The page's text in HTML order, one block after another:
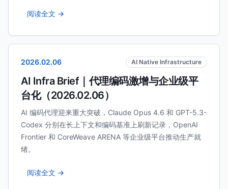
阅读全文 →
2026.02.06 AI Native Infrastructure
AI Infra Brief｜代理编码激增与企业级平
台化（2026.02.06）
AI 编码代理迎来重大突破，Claude Opus 4.6 和 GPT-5.3-
Codex 分别在长上下文和编码基准上刷新记录，OpenAI
Frontier 和 CoreWeave ARENA 等企业级平台推动生产就
绪。
阅读全文 →